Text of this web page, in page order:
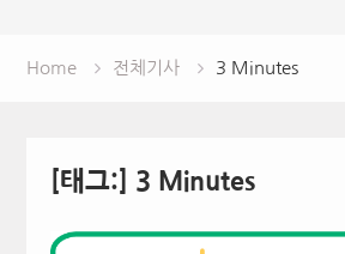
Home 전체기사 3 Minutes
[태그:] 3 Minutes